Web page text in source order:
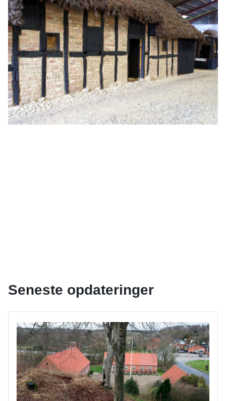
Seneste opdateringer